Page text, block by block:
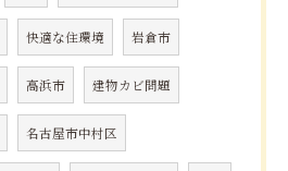
快適な住環境 岩倉市
高浜市 建物カビ問題
名古屋市中村区